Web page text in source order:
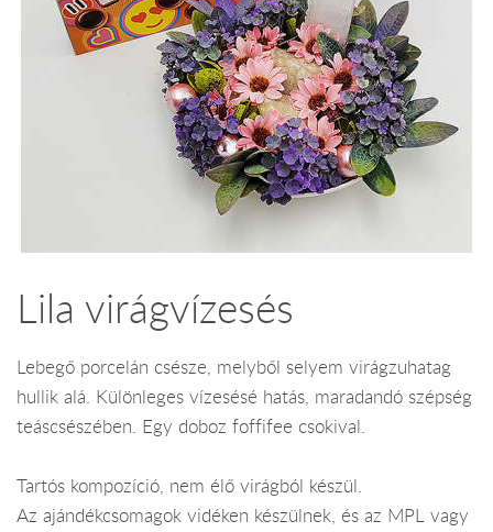
Lila virágvízesés
Lebegő porcelán csésze, melyből selyem virágzuhatag
hullik alá. Különleges vízesésé hatás, maradandó szépség
teáscsészében. Egy doboz foffifee csokival.
Tartós kompozíció, nem élő virágból készül.
Az ajándékcsomagok vidéken készülnek, és az MPL vagy